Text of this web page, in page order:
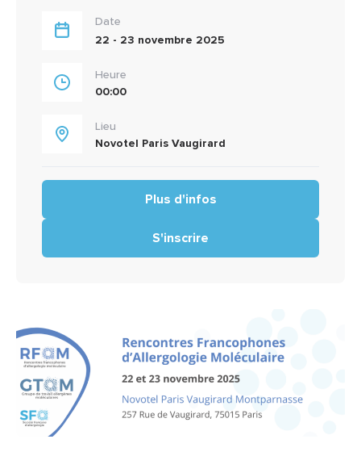
Date
22 - 23 novembre 2025
Heure
00:00
Lieu
Novotel Paris Vaugirard
Plus d'infos
S'inscrire